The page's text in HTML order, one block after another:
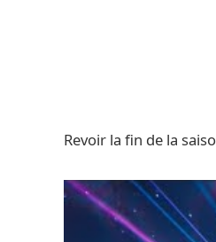
Revoir la fin de la